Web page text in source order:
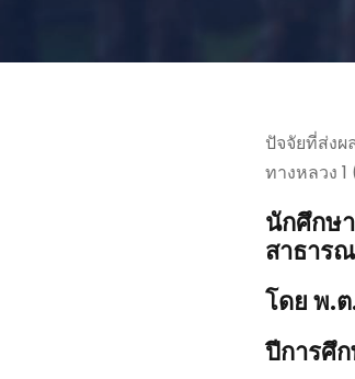
ปัจจัยที่ส่ง
ทางหลวง
นักศึกษา
สาธาร
โดยพ.
ปีการศึ